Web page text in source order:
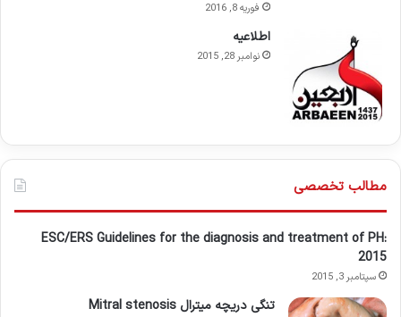
فوریه 8, 2016
اطلاعيه
نوامبر 28, 2015
مطالب تخصصی
ESC/ERS Guidelines for the diagnosis and treatment of PH:
2015
سپتامبر 3, 2015
تنگی دریچه میترال Mitral stenosis